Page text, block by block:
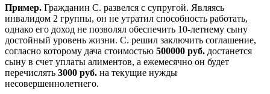
Пример. Гражданин С. развелся с супругой. Являясь
инвалидом 2 группы, он не утратил способность работать,
однако его доход не позволял обеспечить 10-летнему сыну
достойный уровень жизни. С. решил заключить соглашение,
согласно которому дача стоимостью 500000 руб. достанется
сыну в счет уплаты алиментов, а ежемесячно он будет
перечислять 3000 руб. на текущие нужды
несовершеннолетнего.